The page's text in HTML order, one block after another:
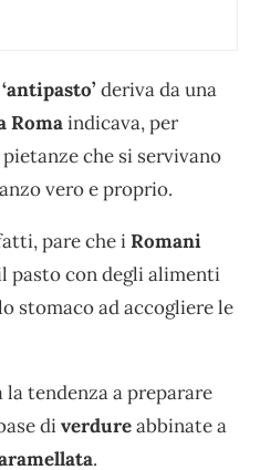
‘antipasto’ deriva da una
Romaindicava, per
che si servivano
vero e proprio.
pare che iRomani
pasto con degli alimenti
stomaco ad accogliere le
la tendenza a preparare
diverdureabbinate a
.